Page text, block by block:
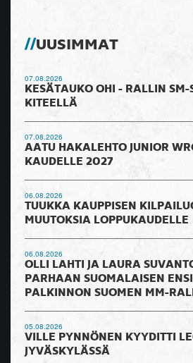
UUSIMMAT
07.08.2026
KESÄTAUKO OHI - RALLIN SM-
KITEELLÄ
07.08.2026
AATU HAKALEHTO JUNIOR
KAUDELLE 2027
06.08.2026
TUUKKA KAUPPISEN
MUUTOKSIA LOPPUKAUDELLE
06.08.2026
OLLI LAHTI JA LAURA
PARHAAN SUOMALAISEN
PALKINNON SUOMEN MM-
05.08.2026
VILLE PYNNÖNEN KYYDITTI
JYVÄSKYLÄSSÄ